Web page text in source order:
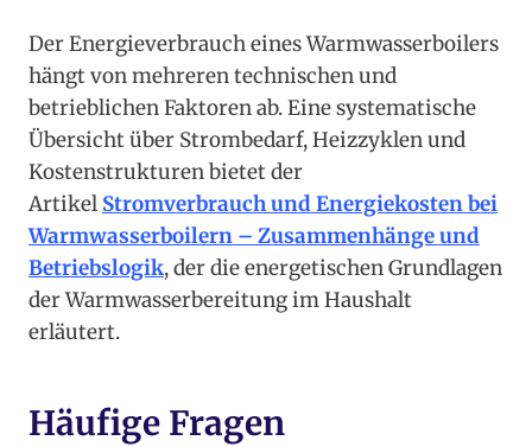
Der Energieverbrauch eines Warmwasserboilers
hängt von mehreren technischen und
betrieblichen Faktoren ab. Eine systematische
Übersicht über Strombedarf, Heizzyklen und
Kostenstrukturen bietet der
Artikel Stromverbrauch und Energiekosten bei
Warmwasserboilern – Zusammenhänge und
Betriebslogik, der die energetischen Grundlagen
der Warmwasserbereitung im Haushalt
erläutert.
Häufige Fragen